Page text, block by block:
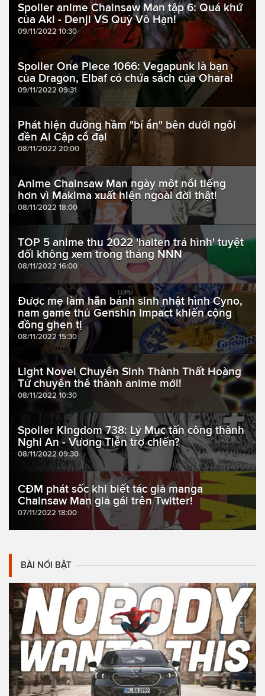
Spoiler anime Chainsaw Man tập 6: Quá khứ
của Aki - Denji VS Quỷ Vô Hạn!
09/11/2022 10:30
Spoiler One Piece 1066: Vegapunk là bạn
của Dragon, Elbaf có chứa sách của Ohara!
09/11/2022 09:31
Phát hiện đường hầm "bí ẩn" bên dưới ngôi
đền Ai Cập cổ đại
08/11/2022 20:00
Anime Chainsaw Man ngày một nổi tiếng
hơn vì Makima xuất hiện ngoài đời thật!
08/11/2022 18:00
TOP 5 anime thu 2022 'haiten trá hình' tuyệt
đối không xem trong tháng NNN
08/11/2022 16:00
Được mẹ làm hẳn bánh sinh nhật hình Cyno,
nam game thủ Genshin Impact khiến cộng
đồng ghen tị
08/11/2022 15:30
Light Novel Chuyển Sinh Thành Thất Hoàng
Tử chuyển thể thành anime mới!
08/11/2022 10:30
Spoiler Kingdom 738: Lý Mục tấn công thành
Nghi An - Vương Tiễn trợ chiến?
08/11/2022 09:30
CĐM phát sốc khi biết tác giả manga
Chainsaw Man giả gái trên Twitter!
07/11/2022 18:00
BÀI NỔI BẬT